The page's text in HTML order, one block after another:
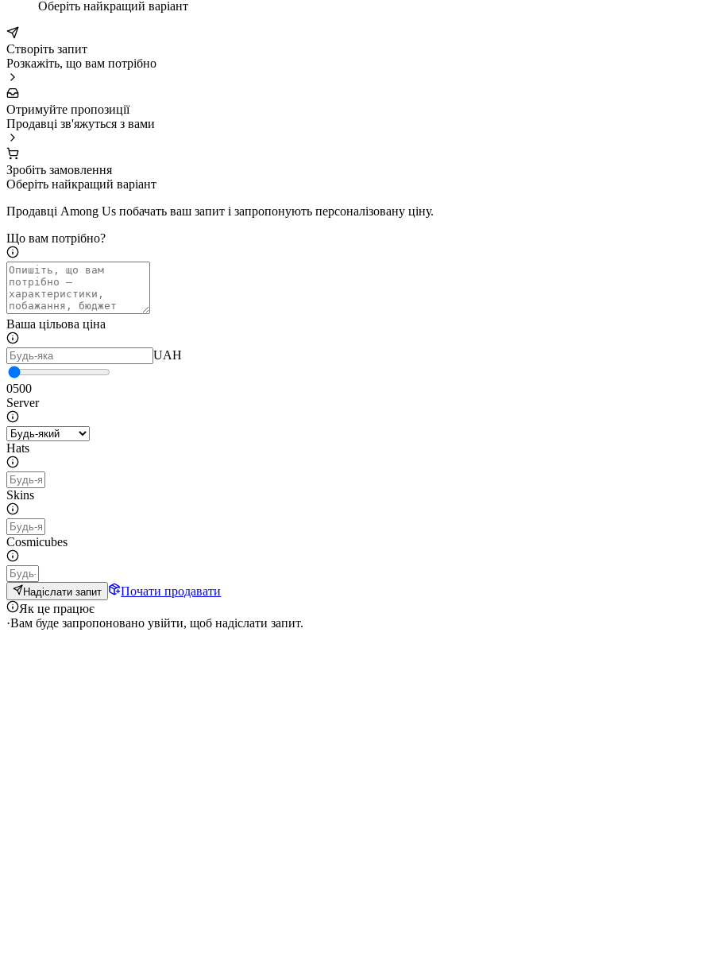
Оберіть найкращий варіант
Створіть запит
Розкажіть, що вам потрібно
Отримуйте пропозиції
Продавці зв'яжуться з вами
Зробіть замовлення
Оберіть найкращий варіант
Продавці Among Us побачать ваш запит і запропонують персоналізовану ціну.
Що вам потрібно?
Ваша цільова ціна
UAH
0500
Server
Hats
Skins
Cosmicubes
Надіслати запит
Почати продавати
Як це працює
·Вам буде запропоновано увійти, щоб надіслати запит.